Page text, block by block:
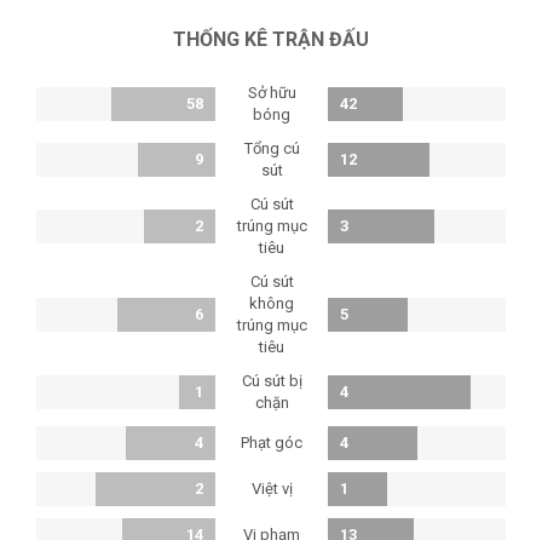
THỐNG KÊ TRẬN ĐẤU
58
Sở hữu
bóng
42
9
Tổng cú
sút
12
2
Cú sút
trúng mục
tiêu
3
6
Cú sút
không
trúng mục
tiêu
5
1
Cú sút bị
chặn
4
4 Phạt góc 4
2 Việt vị 1
14 Vi phạm 13